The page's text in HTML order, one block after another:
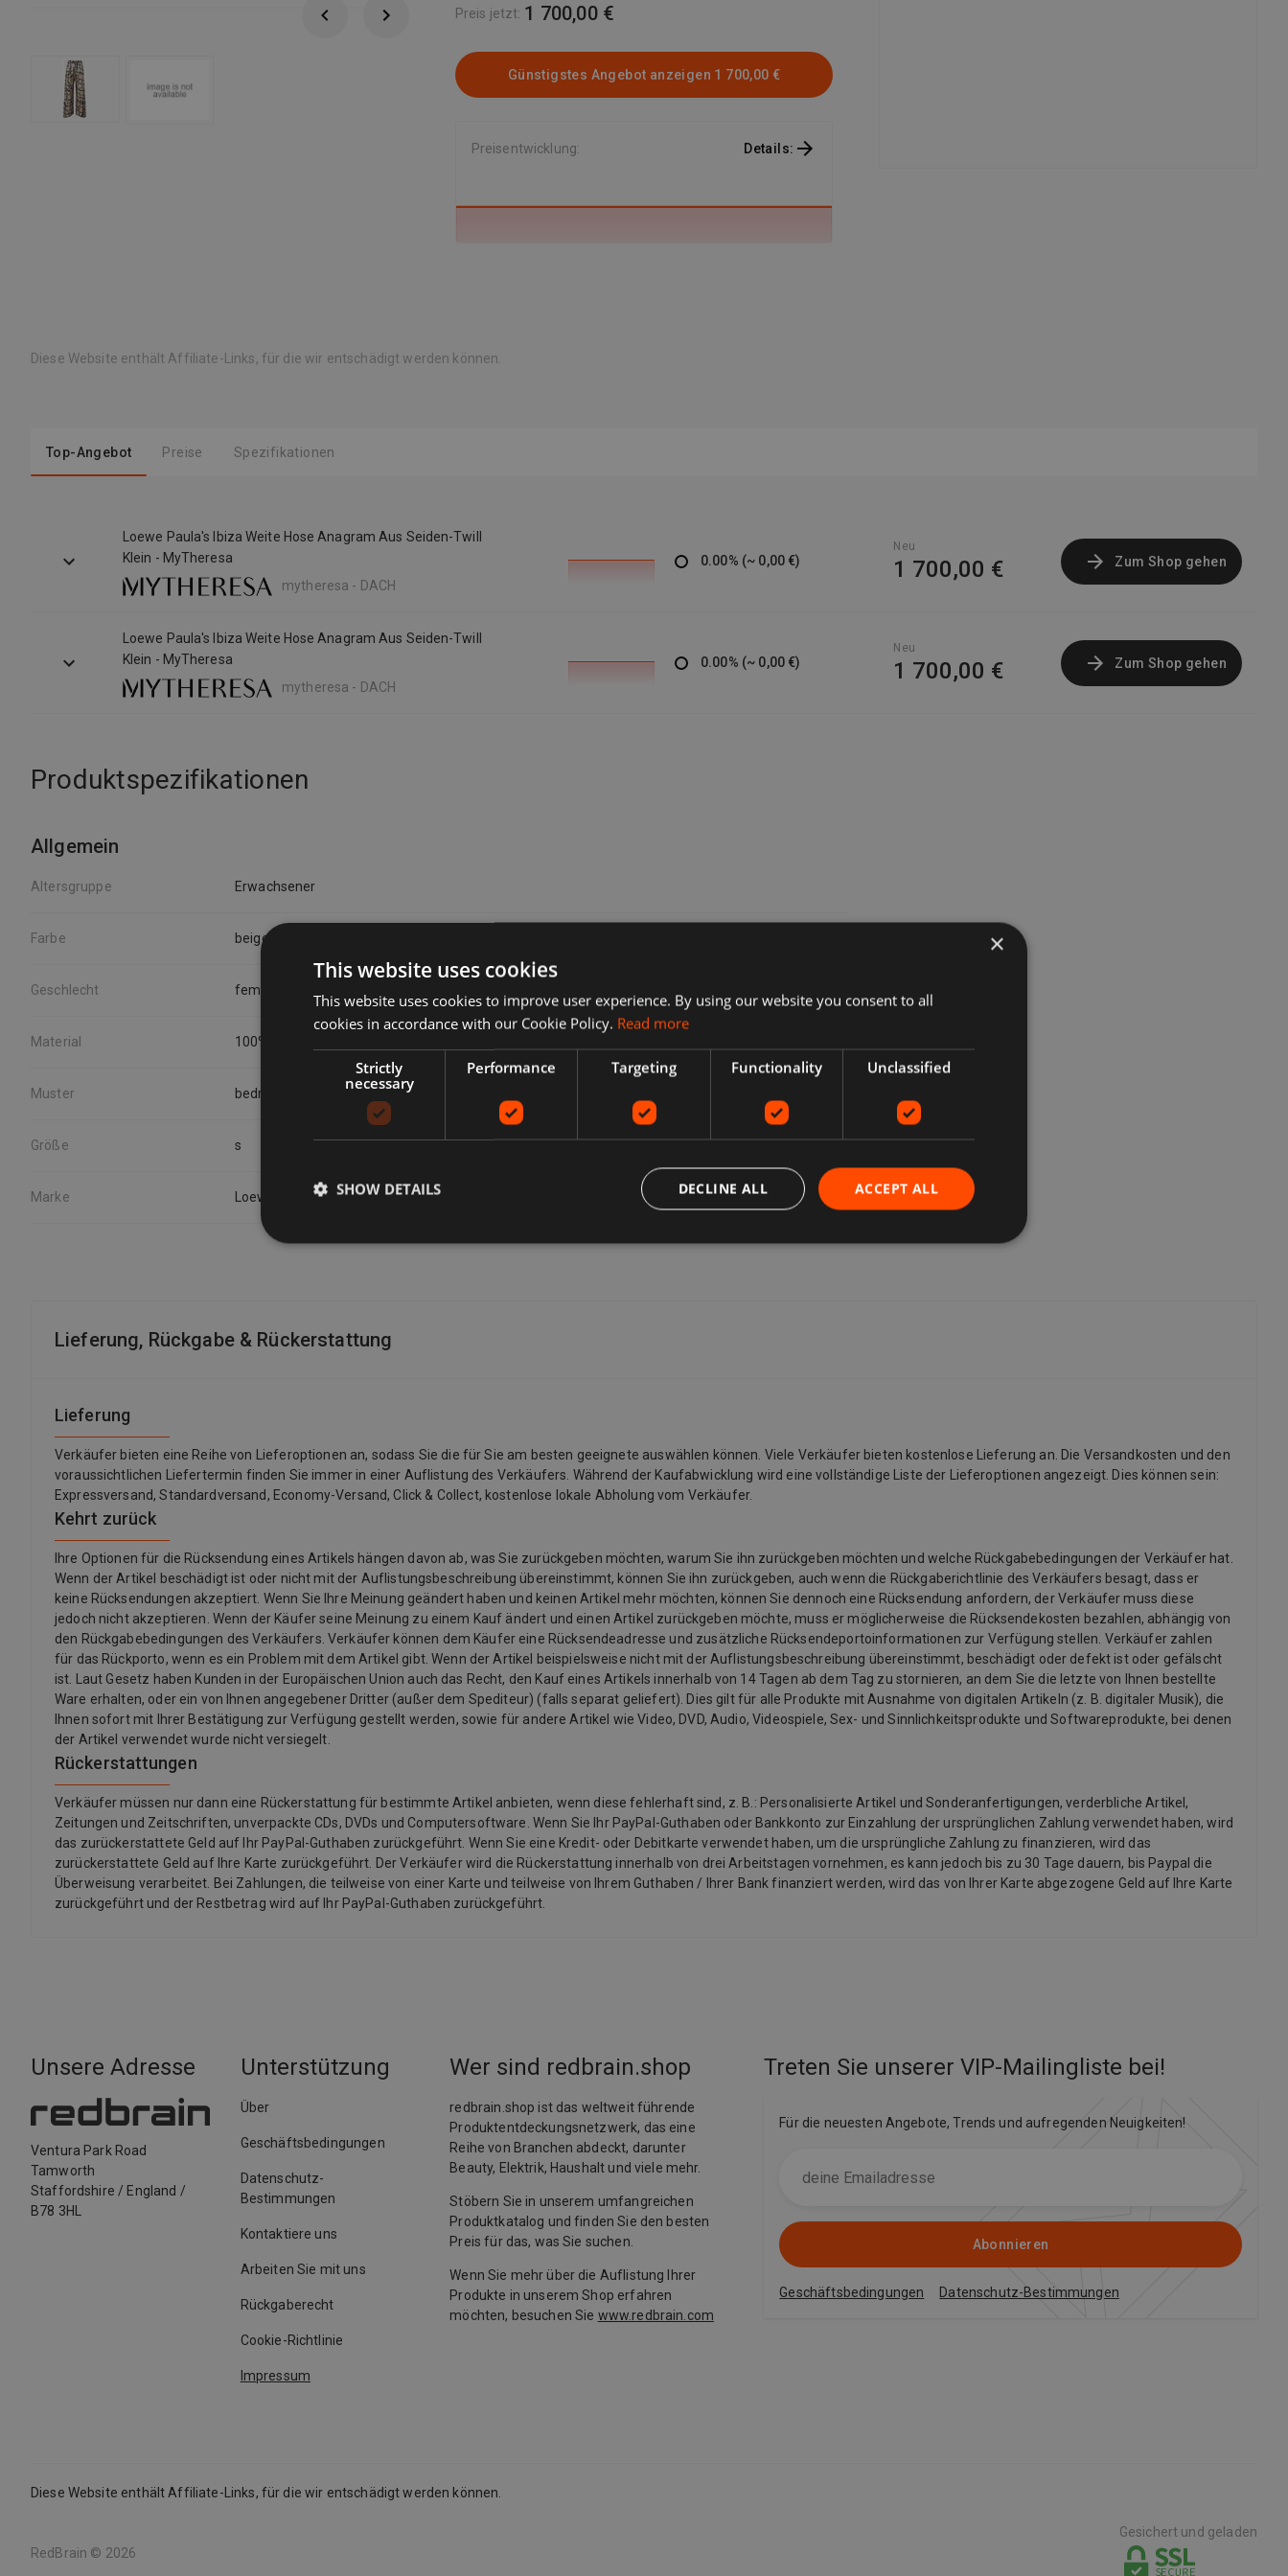
Preis jetzt: 1 700,00 €
Günstigstes Angebot anzeigen 1 700,00 €
Preisentwicklung: Details:
Diese Website enthält Affiliate-Links, für die wir entschädigt werden können.
Top-Angebot Preise Spezifikationen
Loewe Paula's Ibiza Weite Hose Anagram Aus Seiden-Twill
Klein - MyTheresa
mytheresa - DACH
0.00% (~ 0,00 €)
Neu
1 700,00 € Zum Shop gehen
Loewe Paula's Ibiza Weite Hose Anagram Aus Seiden-Twill
Klein - MyTheresa
mytheresa - DACH
0.00% (~ 0,00 €)
Neu
1 700,00 € Zum Shop gehen
Produktspezifikationen
Allgemein
Altersgruppe Erwachsener
Farbe beige
Geschlecht female
Material 100% silk
Muster bedruckt
Größe s
Marke Loewe
Lieferung, Rückgabe & Rückerstattung
Lieferung
Verkäufer bieten eine Reihe von Lieferoptionen an, sodass Sie die für Sie am besten geeignete auswählen können. Viele Verkäufer bieten kostenlose Lieferung an. Die Versandkosten und den
voraussichtlichen Liefertermin finden Sie immer in einer Auflistung des Verkäufers. Während der Kaufabwicklung wird eine vollständige Liste der Lieferoptionen angezeigt. Dies können sein:
Expressversand, Standardversand, Economy-Versand, Click & Collect, kostenlose lokale Abholung vom Verkäufer.
Kehrt zurück
Ihre Optionen für die Rücksendung eines Artikels hängen davon ab, was Sie zurückgeben möchten, warum Sie ihn zurückgeben möchten und welche Rückgabebedingungen der Verkäufer hat.
Wenn der Artikel beschädigt ist oder nicht mit der Auflistungsbeschreibung übereinstimmt, können Sie ihn zurückgeben, auch wenn die Rückgaberichtlinie des Verkäufers besagt, dass er
keine Rücksendungen akzeptiert. Wenn Sie Ihre Meinung geändert haben und keinen Artikel mehr möchten, können Sie dennoch eine Rücksendung anfordern, der Verkäufer muss diese
jedoch nicht akzeptieren. Wenn der Käufer seine Meinung zu einem Kauf ändert und einen Artikel zurückgeben möchte, muss er möglicherweise die Rücksendekosten bezahlen, abhängig von
den Rückgabebedingungen des Verkäufers. Verkäufer können dem Käufer eine Rücksendeadresse und zusätzliche Rücksendeportoinformationen zur Verfügung stellen. Verkäufer zahlen
für das Rückporto, wenn es ein Problem mit dem Artikel gibt. Wenn der Artikel beispielsweise nicht mit der Auflistungsbeschreibung übereinstimmt, beschädigt oder defekt ist oder gefälscht
ist. Laut Gesetz haben Kunden in der Europäischen Union auch das Recht, den Kauf eines Artikels innerhalb von 14 Tagen ab dem Tag zu stornieren, an dem Sie die letzte von Ihnen bestellte
Ware erhalten, oder ein von Ihnen angegebener Dritter (außer dem Spediteur) (falls separat geliefert). Dies gilt für alle Produkte mit Ausnahme von digitalen Artikeln (z. B. digitaler Musik), die
Ihnen sofort mit Ihrer Bestätigung zur Verfügung gestellt werden, sowie für andere Artikel wie Video, DVD, Audio, Videospiele, Sex- und Sinnlichkeitsprodukte und Softwareprodukte, bei denen
der Artikel verwendet wurde nicht versiegelt.
Rückerstattungen
Verkäufer müssen nur dann eine Rückerstattung für bestimmte Artikel anbieten, wenn diese fehlerhaft sind, z. B.: Personalisierte Artikel und Sonderanfertigungen, verderbliche Artikel,
Zeitungen und Zeitschriften, unverpackte CDs, DVDs und Computersoftware. Wenn Sie Ihr PayPal-Guthaben oder Bankkonto zur Einzahlung der ursprünglichen Zahlung verwendet haben, wird
das zurückerstattete Geld auf Ihr PayPal-Guthaben zurückgeführt. Wenn Sie eine Kredit- oder Debitkarte verwendet haben, um die ursprüngliche Zahlung zu finanzieren, wird das
zurückerstattete Geld auf Ihre Karte zurückgeführt. Der Verkäufer wird die Rückerstattung innerhalb von drei Arbeitstagen vornehmen, es kann jedoch bis zu 30 Tage dauern, bis Paypal die
Überweisung verarbeitet. Bei Zahlungen, die teilweise von einer Karte und teilweise von Ihrem Guthaben / Ihrer Bank finanziert werden, wird das von Ihrer Karte abgezogene Geld auf Ihre Karte
zurückgeführt und der Restbetrag wird auf Ihr PayPal-Guthaben zurückgeführt.
Unsere Adresse
Ventura Park Road
Tamworth
Staffordshire / England /
B78 3HL
Unterstützung
Über
Geschäftsbedingungen
Datenschutz-
Bestimmungen
Kontaktiere uns
Arbeiten Sie mit uns
Rückgaberecht
Cookie-Richtlinie
Impressum
Wer sind redbrain.shop
redbrain.shop ist das weltweit führende
Produktentdeckungsnetzwerk, das eine
Reihe von Branchen abdeckt, darunter
Beauty, Elektrik, Haushalt und viele mehr.
Stöbern Sie in unserem umfangreichen
Produktkatalog und finden Sie den besten
Preis für das, was Sie suchen.
Wenn Sie mehr über die Auflistung Ihrer
Produkte in unserem Shop erfahren
möchten, besuchen Sie www.redbrain.com
Treten Sie unserer VIP-Mailingliste bei!
Für die neuesten Angebote, Trends und aufregenden Neuigkeiten!
Abonnieren
Geschäftsbedingungen Datenschutz-Bestimmungen
Diese Website enthält Affiliate-Links, für die wir entschädigt werden können.
RedBrain © 2026
Gesichert und geladen
×
This website uses cookies
This website uses cookies to improve user experience. By using our website you consent to all
cookies in accordance with our Cookie Policy. Read more
Strictly
necessary
Performance Targeting Functionality Unclassified
ACCEPT ALL
DECLINE ALL
SHOW DETAILS